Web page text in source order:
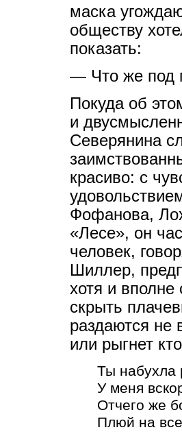
маска
обществу
показать:
— Что же под
Покуда об
и
Северянина
красиво: с
Фофанова,
«Лесе», он
человек,
Шиллер,
хотя и вполне
скрыть
раздаются не
или рыгнет
Ты набухла
У меня
Отчего же
Плюй на